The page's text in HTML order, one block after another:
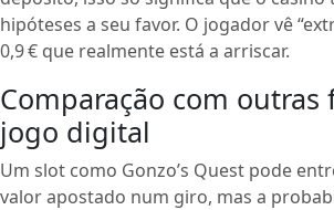
hipóteses a seu favor. O jogador vê
0,9 € que realmente está a arriscar.
Comparação com outras
jogo digital
Um slot como Gonzo’s Quest pode
valor apostado num giro, mas a